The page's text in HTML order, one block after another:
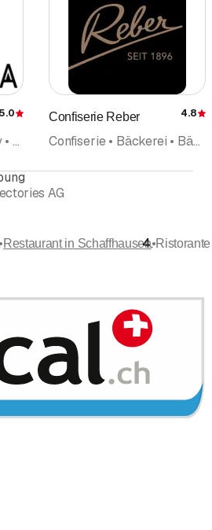
Bewertung
5.0
Restaurant • Take Away • Afrikanische Küche • Bar • Café • Cafébar
Confiserie Reber 4.8
Confiserie • Bäckerei • Bäckerei Konditorei • Restaurant • Café • Schokolade • Geschenkartikel • Partyservice
AG
Restaurant in Schaffhausen•